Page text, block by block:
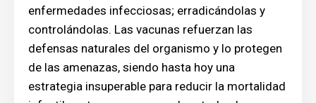
enfermedades infecciosas; erradicándolas y
controlándolas. Las vacunas refuerzan las
defensas naturales del organismo y lo protegen
de las amenazas, siendo hasta hoy una
estrategia insuperable para reducir la mortalidad